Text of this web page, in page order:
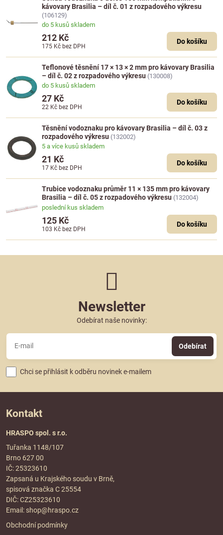
kávovary Brasilia – díl č. 01 z rozpadového výkresu
(106129)
do 5 kusů skladem
212 Kč
175 Kč bez DPH
Do košíku
Teflonové těsnění 17 × 13 × 2 mm pro kávovary Brasilia
– díl č. 02 z rozpadového výkresu (130008)
do 5 kusů skladem
27 Kč
22 Kč bez DPH
Do košíku
Těsnění vodoznaku pro kávovary Brasilia – díl č. 03 z
rozpadového výkresu (132002)
5 a více kusů skladem
21 Kč
17 Kč bez DPH
Do košíku
Trubice vodoznaku průměr 11 × 135 mm pro kávovary
Brasilia – díl č. 05 z rozpadového výkresu (132004)
poslední kus skladem
125 Kč
103 Kč bez DPH
Do košíku
Newsletter
Odebírat naše novinky:
Odebírat
Chci se přihlásit k odběru novinek e-mailem
Kontakt
HRASPO spol. s r.o.
Tuřanka 1148/107
Brno 627 00
IČ: 25323610
Zapsaná u Krajského soudu v Brně,
spisová značka C 25554
DIČ: CZ25323610
Email: shop@hraspo.cz
Obchodní podmínky